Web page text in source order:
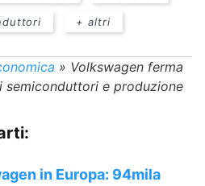
+ altri
» Volkswagen ferma
semiconduttori e produzione
in Europa: 94mila